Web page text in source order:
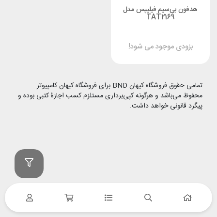
هدفون بی‌سیم فیلیپس مدل
TAT2169
بزودی موجود می شود!
تمامی حقوق فروشگاه کیهان BND برای فروشگاه کیهان کامپیوتر
محفوظ می‌باشد و هرگونه کپی‌برداری مستلزم کسب اجازۀ کتبی بوده و
پیگرد قانونی خواهد داشت.